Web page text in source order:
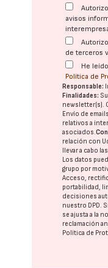
avisos
de terceros
He
Política de
Responsable:
Finalidades:
newsletter(s).
Envío de
relativos a
asociados.
relación con
llevar a cabo
Los datos
grupo por
Acceso,
portabilidad,
decisiones
nuestro DPD.
se ajusta a la
reclamación
Política de